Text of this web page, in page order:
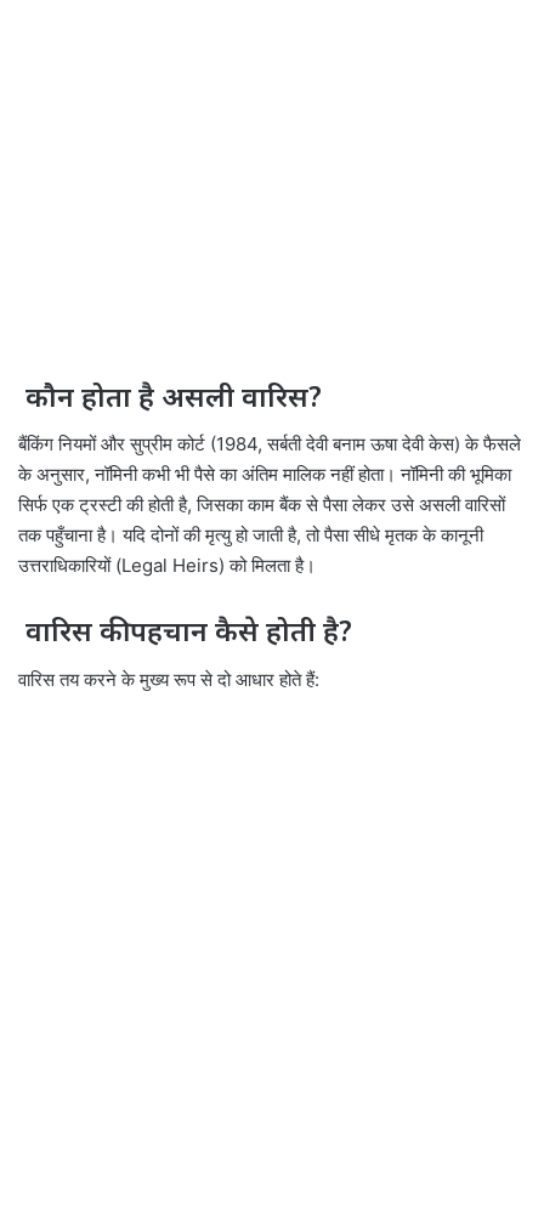
कौन होता है असली वारिस?
बैंकिंग नियमों और सुप्रीम कोर्ट (1984, सर्बती देवी बनाम ऊषा देवी केस) के फैसले
के अनुसार, नॉमिनी कभी भी पैसे का अंतिम मालिक नहीं होता। नॉमिनी की भूमिका
सिर्फ एक ट्रस्टी की होती है, जिसका काम बैंक से पैसा लेकर उसे असली वारिसों
तक पहुँचाना है। यदि दोनों की मृत्यु हो जाती है, तो पैसा सीधे मृतक के कानूनी
उत्तराधिकारियों (Legal Heirs) को मिलता है।
वारिस की पहचान कैसे होती है?
वारिस तय करने के मुख्य रूप से दो आधार होते हैं: